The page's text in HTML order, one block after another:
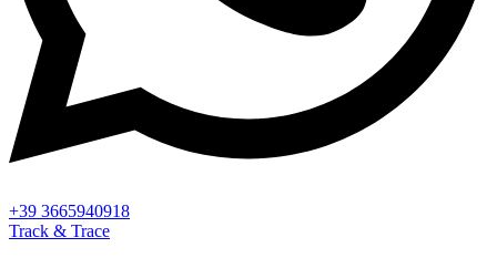
+39 3665940918
Track & Trace